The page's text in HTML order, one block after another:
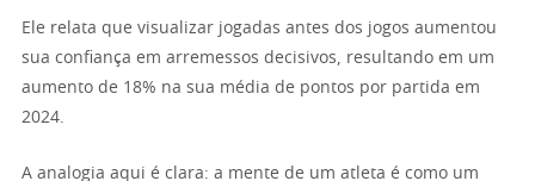
Ele relata que visualizar jogadas antes dos jogos aumentou
sua confiança em arremessos decisivos, resultando em um
aumento de 18% na sua média de pontos por partida em
2024.
A analogia aqui é clara: a mente de um atleta é como um